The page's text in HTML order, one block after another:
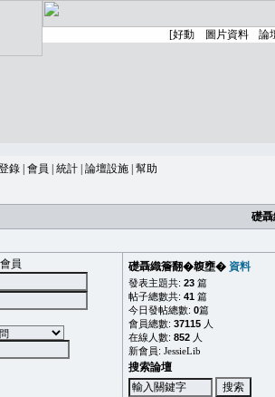
錄 會員 統計 論壇設施 幫助
礎
員
礎聶織簷翻�䪖壅� 資料
發表主題共: 23 篇
帖子總數共: 41 篇
今日發帖總數: 0篇
會員總數: 37115 人
在線人數: 852 人
新會員: JessieLib
搜索論壇